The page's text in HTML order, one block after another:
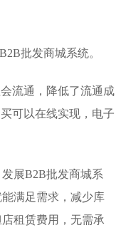
批发商城系统。
流通，降低了流通成
可以在线实现，电子
展B2B批发商城系
满足需求，减少库
租赁费用，无需承